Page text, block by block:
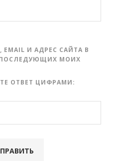
И АДРЕС САЙТА В
ПОСЛЕДУЮЩИХ МОИХ
ОТВЕТ ЦИФРАМИ: